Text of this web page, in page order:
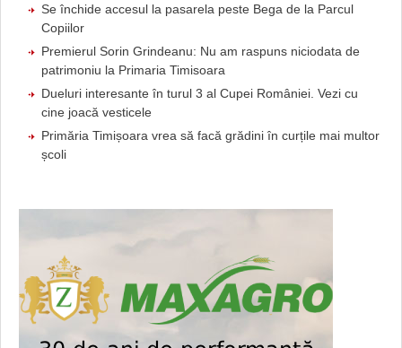
Se închide accesul la pasarela peste Bega de la Parcul
Copiilor
Premierul Sorin Grindeanu: Nu am raspuns niciodata de
patrimoniu la Primaria Timisoara
Dueluri interesante în turul 3 al Cupei României. Vezi cu
cine joacă vesticele
Primăria Timișoara vrea să facă grădini în curțile mai multor
școli